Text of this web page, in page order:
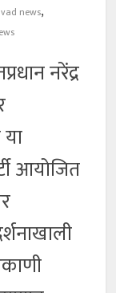
news,
नरेंद्र
आयोजित